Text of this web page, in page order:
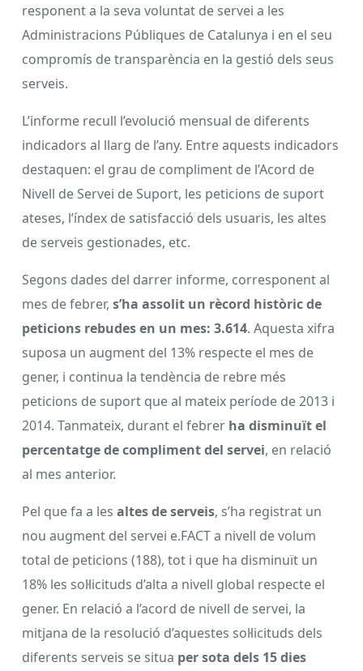
responent a la seva voluntat de servei a les
Administracions Públiques de Catalunya i en el seu
compromís de transparència en la gestió dels seus
serveis.
L’informe recull l’evolució mensual de diferents
indicadors al llarg de l’any. Entre aquests indicadors
destaquen: el grau de compliment de l’Acord de
Nivell de Servei de Suport, les peticions de suport
ateses, l’índex de satisfacció dels usuaris, les altes
de serveis gestionades, etc.
Segons dades del darrer informe, corresponent al
mes de febrer, s’ha assolit un rècord històric de
peticions rebudes en un mes: 3.614. Aquesta xifra
suposa un augment del 13% respecte el mes de
gener, i continua la tendència de rebre més
peticions de suport que al mateix període de 2013 i
2014. Tanmateix, durant el febrer ha disminuït el
percentatge de compliment del servei, en relació
al mes anterior.
Pel que fa a les altes de serveis, s’ha registrat un
nou augment del servei e.FACT a nivell de volum
total de peticions (188), tot i que ha disminuït un
18% les sol·licituds d’alta a nivell global respecte el
gener. En relació a l’acord de nivell de servei, la
mitjana de la resolució d’aquestes sol·licituds dels
diferents serveis se situa per sota dels 15 dies